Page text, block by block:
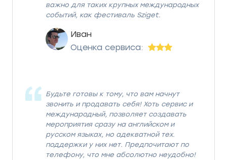
важно для таких крупных международных
событий, как фестиваль Sziget.
Иван
Оценка сервиса:
Будьте готовы к тому, что вам начнут
звонить и продавать себя! Хоть сервис и
международный, позволяет создавать
мероприятия сразу на английском и
русском языках, но адекватной тех.
поддержки у них нет. Предпочитают по
телефону, что мне абсолютно неудобно!